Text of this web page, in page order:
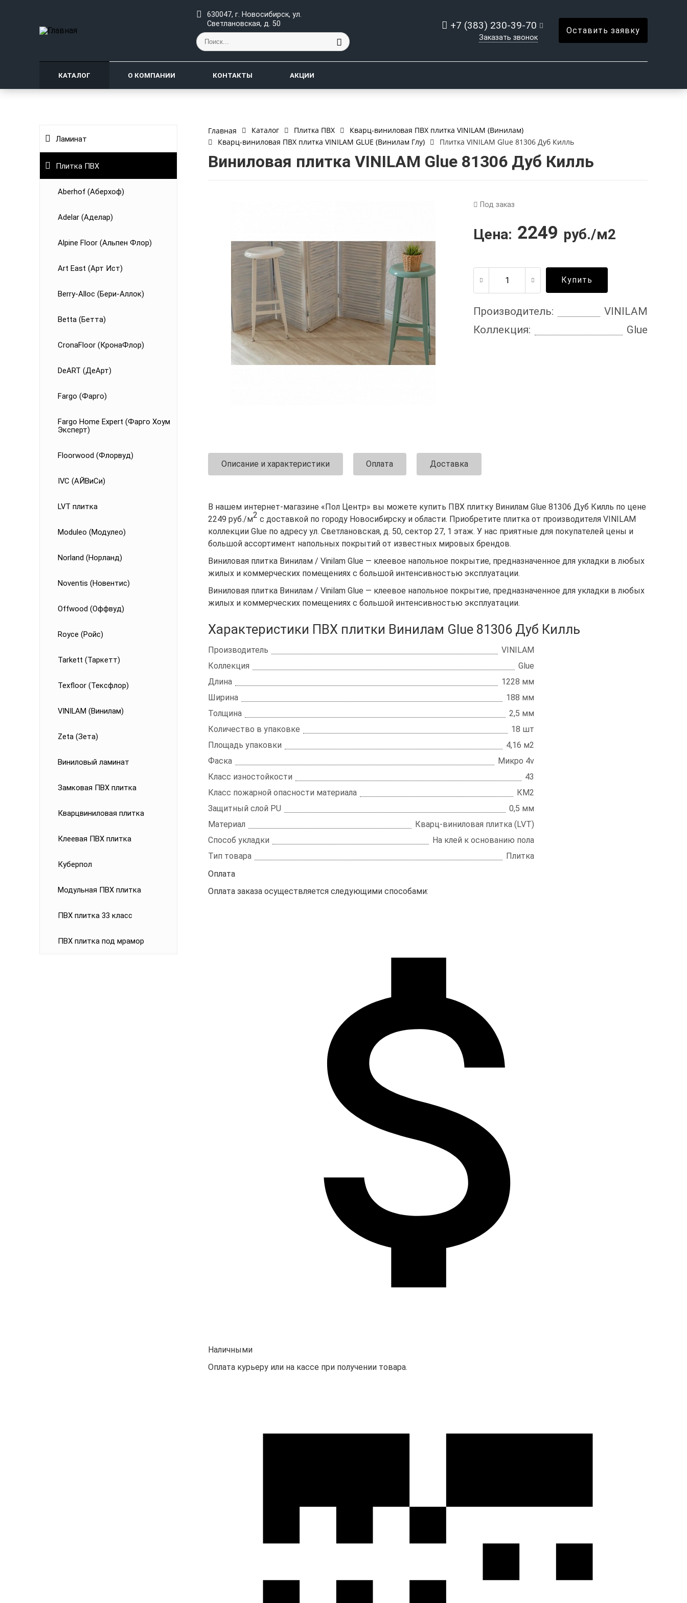
630047, г. Новосибирск, ул.
Светлановская, д. 50
+7 (383) 230-39-70
Заказать звонок
Оставить заявку
КАТАЛОГ О КОМПАНИИ КОНТАКТЫ АКЦИИ
Ламинат
Плитка ПВХ
Aberhof (Аберхоф)
Adelar (Аделар)
Alpine Floor (Альпен Флор)
Art East (Арт Ист)
Berry-Alloc (Бери-Аллок)
Betta (Бетта)
CronaFloor (КронаФлор)
DeART (ДеАрт)
Fargo (Фарго)
Fargo Home Expert (Фарго Хоум
Эксперт)
Floorwood (Флорвуд)
IVC (АЙВиСи)
LVT плитка
Moduleo (Модулео)
Norland (Норланд)
Noventis (Новентис)
Offwood (Оффвуд)
Royce (Ройс)
Tarkett (Таркетт)
Texfloor (Тексфлор)
VINILAM (Винилам)
Zeta (Зета)
Виниловый ламинат
Замковая ПВХ плитка
Кварцвиниловая плитка
Клеевая ПВХ плитка
Куберпол
Модульная ПВХ плитка
ПВХ плитка 33 класс
ПВХ плитка под мрамор
Главная Каталог Плитка ПВХ
Кварц-виниловая ПВХ плитка VINILAM (Винилам)
Кварц-виниловая ПВХ плитка VINILAM GLUE (Винилам Глу)
Плитка VINILAM Glue 81306 Дуб Килль
Виниловая плитка VINILAM Glue 81306 Дуб Килль
Под заказ
Цена: 2249 руб./м2
Купить
Производитель:
VINILAM
Коллекция:
Glue
Описание и характеристики Оплата Доставка
В нашем интернет-магазине «Пол Центр» вы можете купить ПВХ плитку Винилам Glue 81306 Дуб Килль по цене
2249 руб./м2 с доставкой по городу Новосибирску и области. Приобретите плитка от производителя VINILAM
коллекции Glue по адресу ул. Светлановская, д. 50, сектор 27, 1 этаж. У нас приятные для покупателей цены и
большой ассортимент напольных покрытий от известных мировых брендов.
Виниловая плитка Винилам / Vinilam Glue — клеевое напольное покрытие, предназначенное для укладки в любых
жилых и коммерческих помещениях с большой интенсивностью эксплуатации.
Виниловая плитка Винилам / Vinilam Glue — клеевое напольное покрытие, предназначенное для укладки в любых
жилых и коммерческих помещениях с большой интенсивностью эксплуатации.
Характеристики ПВХ плитки Винилам Glue 81306 Дуб Килль
Производитель
VINILAM
Коллекция
Glue
Длина
1228 мм
Ширина
188 мм
Толщина
2,5 мм
Количество в упаковке
18 шт
Площадь упаковки
4,16 м2
Фаска
Микро 4v
Класс изностойкости
43
Класс пожарной опасности материала
КМ2
Защитный слой PU
0,5 мм
Материал
Кварц-виниловая плитка (LVT)
Способ укладки
На клей к основанию пола
Тип товара
Плитка
Оплата
Оплата заказа осуществляется следующими способами:
Наличными
Оплата курьеру или на кассе при получении товара.